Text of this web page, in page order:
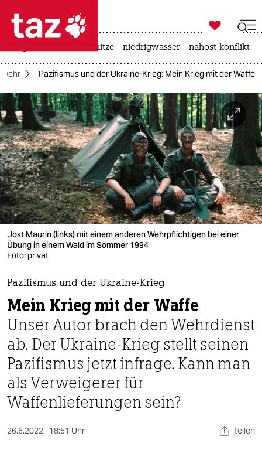
 taz zahl ich
taz zahl ich
themen
politik
öko
gesellschaft
kultur
sport
berlin
nord
wahrheit
verlag
verlag
veranstaltungen
shop
fragen & hilfe

taz zahl ich
hitze niedrigwasser nahost-konflikt
Pazifismus und der Ukraine-Krieg: Mein Krieg mit der Waffe
Jost Maurin (links) mit einem anderen Wehrpflichtigen bei einer
Übung in einem Wald im Sommer 1994
Foto: privat
Pazifismus und der Ukraine-Krieg
Mein Krieg mit der Waffe
Unser Autor brach den Wehrdienst
ab. Der Ukraine-Krieg stellt seinen
Pazifismus jetzt infrage. Kann man
als Verweigerer für
Waffenlieferungen sein?
26.6.2022 18:51 Uhr teilen